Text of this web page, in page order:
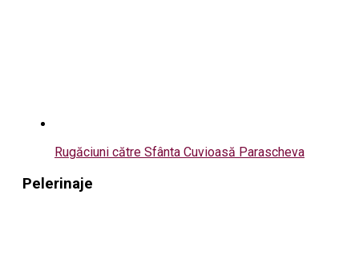
Rugăciuni către Sfânta Cuvioasă Parascheva
Pelerinaje